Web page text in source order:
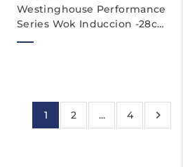
Westinghouse Performance
Series Wok Induccion -28cm
1 2 ... 4